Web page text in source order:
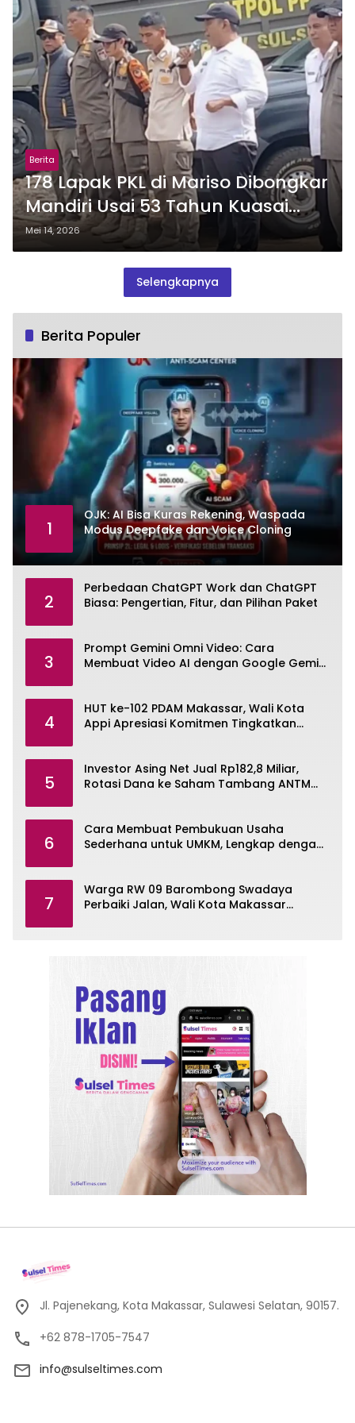
Berita
178 Lapak PKL di Mariso Dibongkar
Mandiri Usai 53 Tahun Kuasai
Fasum
Mei 14, 2026
Selengkapnya
Berita Populer
1
OJK: AI Bisa Kuras Rekening, Waspada
Modus Deepfake dan Voice Cloning
2
Perbedaan ChatGPT Work dan ChatGPT
Biasa: Pengertian, Fitur, dan Pilihan Paket
3
Prompt Gemini Omni Video: Cara
Membuat Video AI dengan Google Gemini
4
HUT ke-102 PDAM Makassar, Wali Kota
Appi Apresiasi Komitmen Tingkatkan
5
Investor Asing Net Jual Rp182,8 Miliar,
Rotasi Dana ke Saham Tambang ANTM
6
Cara Membuat Pembukuan Usaha
Sederhana untuk UMKM, Lengkap dengan
7
Warga RW 09 Barombong Swadaya
Perbaiki Jalan, Wali Kota Makassar
Jl. Pajenekang, Kota Makassar, Sulawesi Selatan, 90157.
+62 878-1705-7547
info@sulseltimes.com